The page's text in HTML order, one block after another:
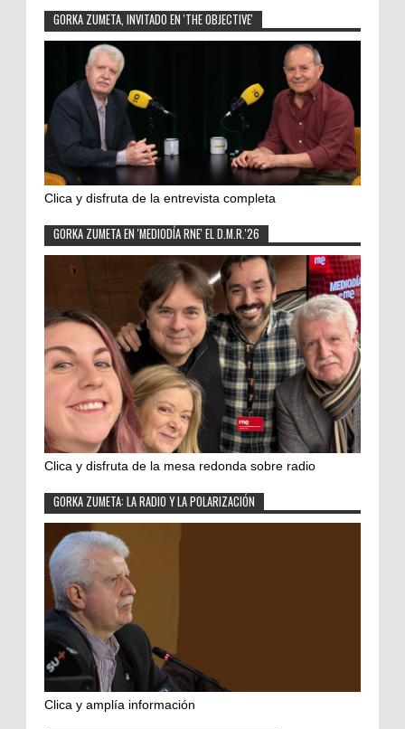
GORKA ZUMETA, INVITADO EN 'THE OBJECTIVE'
Clica y disfruta de la entrevista completa
GORKA ZUMETA EN 'MEDIODÍA RNE' EL D.M.R.'26
Clica y disfruta de la mesa redonda sobre radio
GORKA ZUMETA: LA RADIO Y LA POLARIZACIÓN
Clica y amplía información